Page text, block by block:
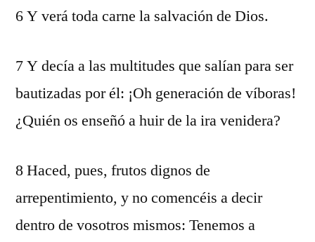
6 Y verá toda carne la salvación de Dios.
7 Y decía a las multitudes que salían para ser
bautizadas por él: ¡Oh generación de víboras!
¿Quién os enseñó a huir de la ira venidera?
8 Haced, pues, frutos dignos de
arrepentimiento, y no comencéis a decir
dentro de vosotros mismos: Tenemos a